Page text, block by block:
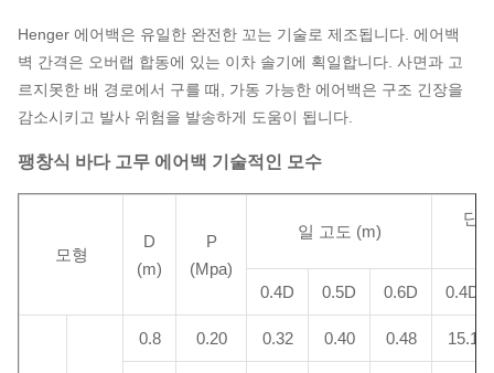
Henger 에어백은 유일한 완전한 꼬는 기술로 제조됩니다. 에어백
벽 간격은 오버랩 합동에 있는 이차 솔기에 획일합니다. 사면과 고
르지못한 배 경로에서 구를 때, 가동 가능한 에어백은 구조 긴장을
감소시키고 발사 위험을 발송하게 도움이 됩니다.
팽창식 바다 고무 에어백 기술적인 모수
모형
D
(m)
P
(Mpa)
일 고도 (m)
단
0.4D 0.5D 0.6D 0.4D
0.8 0.20 0.32 0.40 0.48 15.1